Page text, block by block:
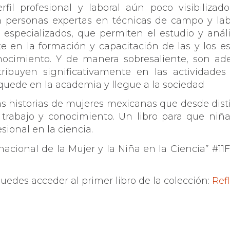
profesional y laboral aún poco
expertas en técnicas de campo y
que permiten el estudio y
en la formación y capacitación de las y los
Y de manera sobresaliente, son
significativamente en las
en la academia y llegue a la sociedad
historias de mujeres mexicanas que desde
y conocimiento. Un libro para que
en la ciencia.
de la Mujer y la Niña en la Ciencia”
acceder al primer libro de la colección: